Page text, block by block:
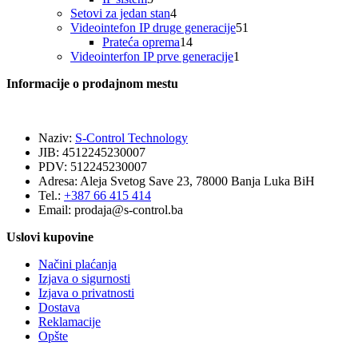
proizvoda
Setovi za jedan stan44
proizvoda
Videointefon IP druge generacije51
Prateća oprema1414
proizvoda
Videointerfon IP prve generacije1
Informacije o prodajnom mestu
Naziv: S-Control Technology
JIB: 4512245230007
PDV: 512245230007
Adresa: Aleja Svetog Save 23, 78000 Banja Luka BiH
Tel.: +387 66 415 414
Email: prodaja@s-control.ba
Uslovi kupovine
Načini plaćanja
Izjava o sigurnosti
Izjava o privatnosti
Dostava
Reklamacije
Opšte